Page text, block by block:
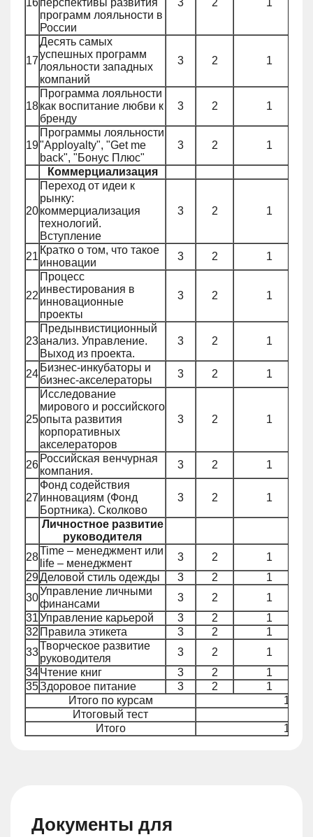
программ лояльности в
России
17
Десять самых
успешных программ
лояльности западных
компаний
3 2 1
18
Программа лояльности
как воспитание любви к
бренду
3 2 1
19
Программы лояльности
"Apployalty", "Get me
back", "Бонус Плюс"
3 2 1
Коммерциализация
20
Переход от идеи к
рынку:
коммерциализация
технологий.
Вступление
3 2 1
21
Кратко о том, что такое
инновации
3 2 1
22
Процесс
инвестирования в
инновационные
проекты
3 2 1
23
Предынвистиционный
анализ. Управление.
Выход из проекта.
3 2 1
24
Бизнес-инкубаторы и
бизнес-акселераторы
3 2 1
25
Исследование
мирового и российского
опыта развития
корпоративных
акселераторов
3 2 1
26
Российская венчурная
компания.
3 2 1
27
Фонд содействия
инновациям (Фонд
Бортника). Сколково
3 2 1
Личностное развитие
руководителя
28
Time – менеджмент или
life – менеджмент
3 2
1
29Деловой стиль одежды 3 2
1
30
Управление личными
финансами
3 2
1
31Управление карьерой 3 2
1
32 Правила этикета 3 2
1
33
Творческое развитие
руководителя
3 2
1
34Чтение книг 3 2
1
35Здоровое питание 3 2
1
Итого по курсам
140
Итоговый тест
Итого
144
Документы для